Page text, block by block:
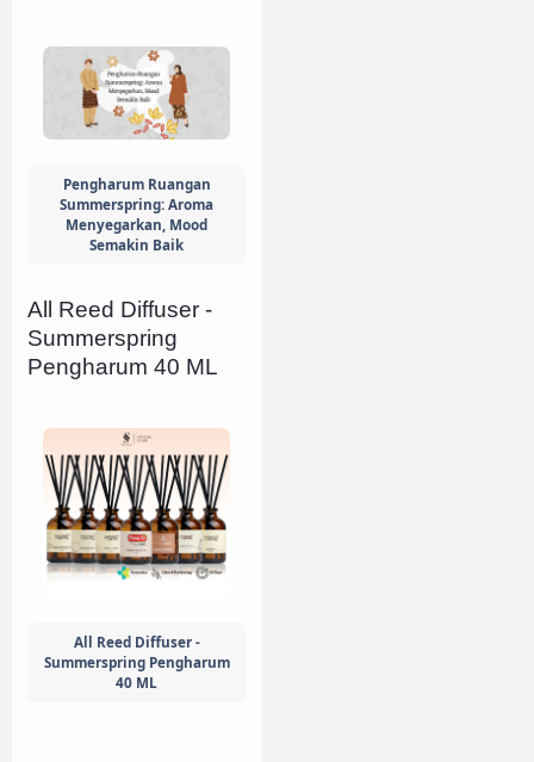
Pengharum Ruangan
Summerspring: Aroma
Menyegarkan, Mood
Semakin Baik
All Reed Diffuser -
Summerspring
Pengharum 40 ML
All Reed Diffuser -
Summerspring Pengharum
40 ML